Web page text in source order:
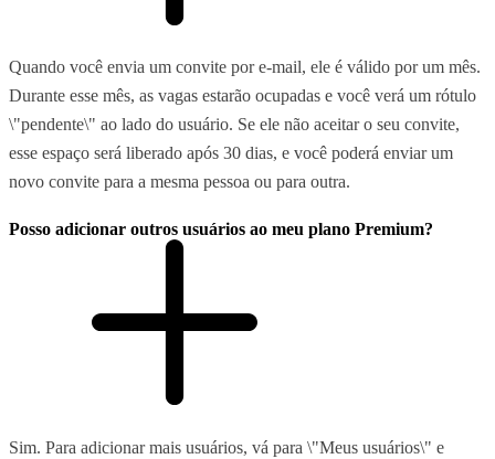
Quando você envia um convite por e-mail, ele é válido por um mês.
Durante esse mês, as vagas estarão ocupadas e você verá um rótulo
\"pendente\" ao lado do usuário. Se ele não aceitar o seu convite,
esse espaço será liberado após 30 dias, e você poderá enviar um
novo convite para a mesma pessoa ou para outra.
Posso adicionar outros usuários ao meu plano Premium?
Sim. Para adicionar mais usuários, vá para \"Meus usuários\" e